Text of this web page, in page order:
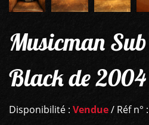
Musicman
Black de 2004
Disponibilité : Vendue/ Réf n° :